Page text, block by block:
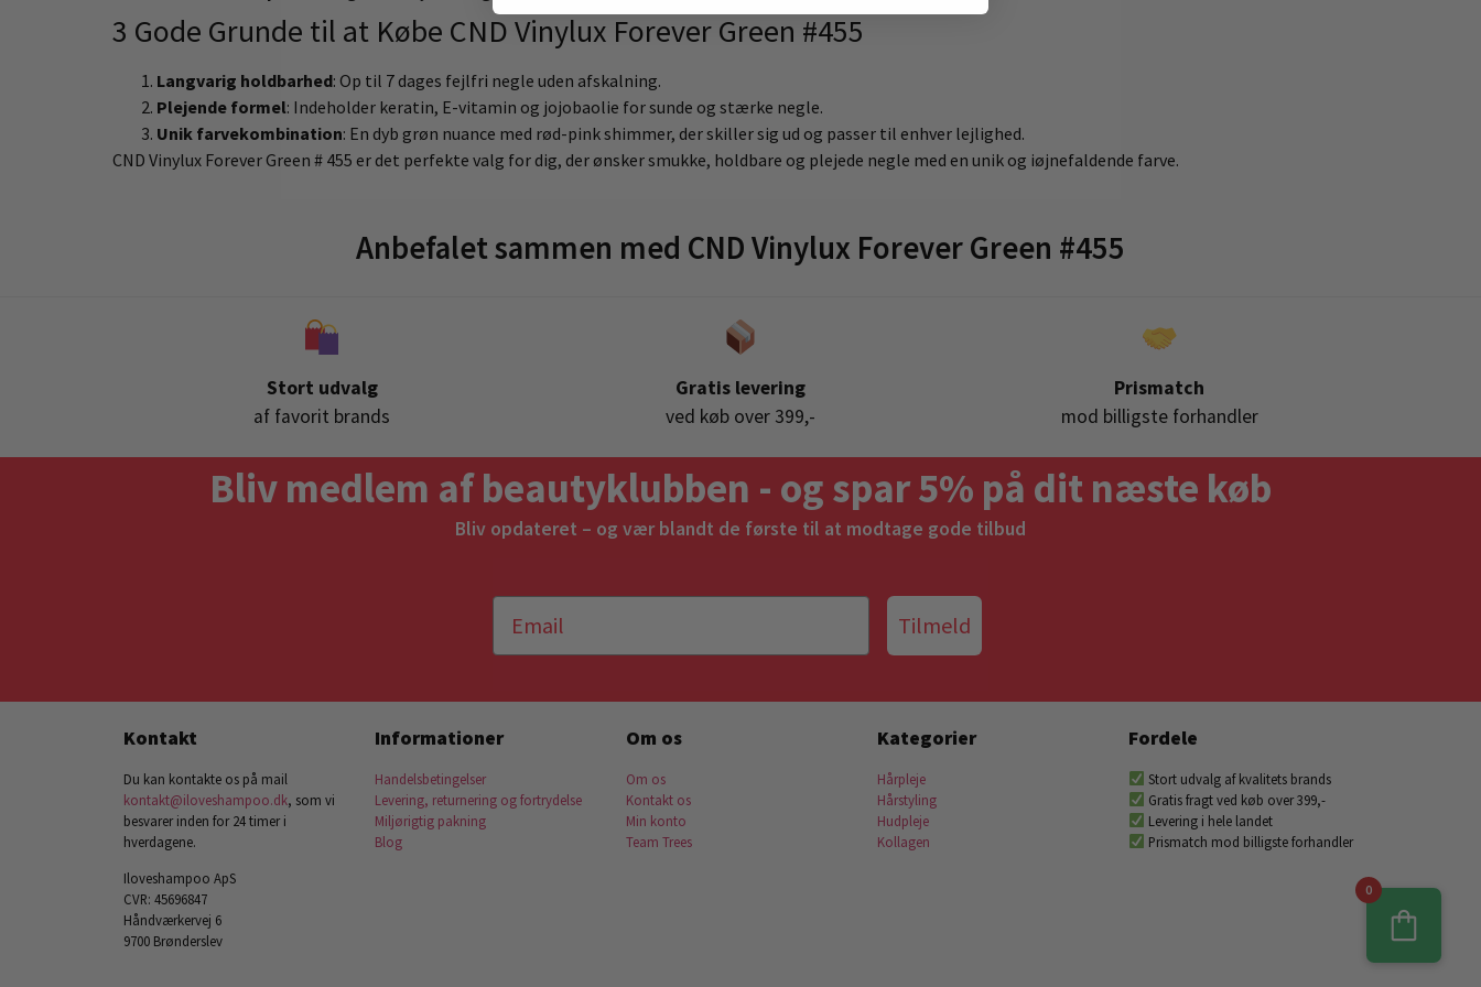
3 Gode Grunde til at Købe CND Vinylux Forever Green #455
Langvarig holdbarhed: Op til 7 dages fejlfri negle uden afskalning.
Plejende formel: Indeholder keratin, E-vitamin og jojobaolie for sunde og stærke negle.
Unik farvekombination: En dyb grøn nuance med rød-pink shimmer, der skiller sig ud og passer til enhver lejlighed.
CND Vinylux Forever Green # 455 er det perfekte valg for dig, der ønsker smukke, holdbare og plejede negle med en unik og iøjnefaldende farve.
Anbefalet sammen med CND Vinylux Forever Green #455
Stort udvalg
af favorit brands
Gratis levering
ved køb over 399,-
Prismatch
mod billigste forhandler
Bliv medlem af beautyklubben - og spar 5% på dit næste køb
Bliv opdateret – og vær blandt de første til at modtage gode tilbud
Tilmeld
Kontakt
Du kan kontakte os på mail
kontakt@iloveshampoo.dk, som vi
besvarer inden for 24 timer i
hverdagene.
Iloveshampoo ApS
CVR: 45696847
Håndværkervej 6
9700 Brønderslev
Informationer
Handelsbetingelser
Levering, returnering og fortrydelse
Miljørigtig pakning
Blog
Om os
Om os
Kontakt os
Min konto
Team Trees
Kategorier
Hårpleje
Hårstyling
Hudpleje
Kollagen
Fordele
Stort udvalg af kvalitets brands
Gratis fragt ved køb over 399,-
Levering i hele landet
Prismatch mod billigste forhandler
0